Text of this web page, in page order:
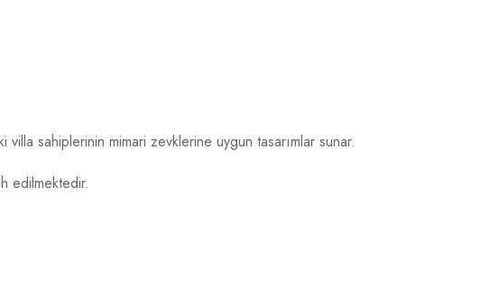
sahiplerinin mimari zevklerine uygun tasarımlar sunar.
edilmektedir.